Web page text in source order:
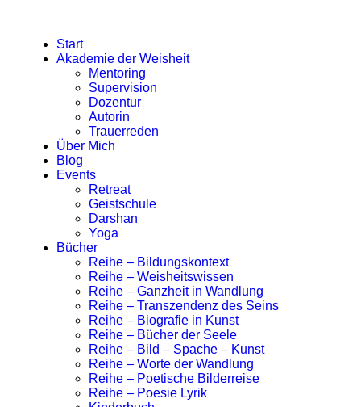
Start
Akademie der Weisheit
Mentoring
Supervision
Dozentur
Autorin
Trauerreden
Über Mich
Blog
Events
Retreat
Geistschule
Darshan
Yoga
Bücher
Reihe – Bildungskontext
Reihe – Weisheitswissen
Reihe – Ganzheit in Wandlung
Reihe – Transzendenz des Seins
Reihe – Biografie in Kunst
Reihe – Bücher der Seele
Reihe – Bild – Spache – Kunst
Reihe – Worte der Wandlung
Reihe – Poetische Bilderreise
Reihe – Poesie Lyrik